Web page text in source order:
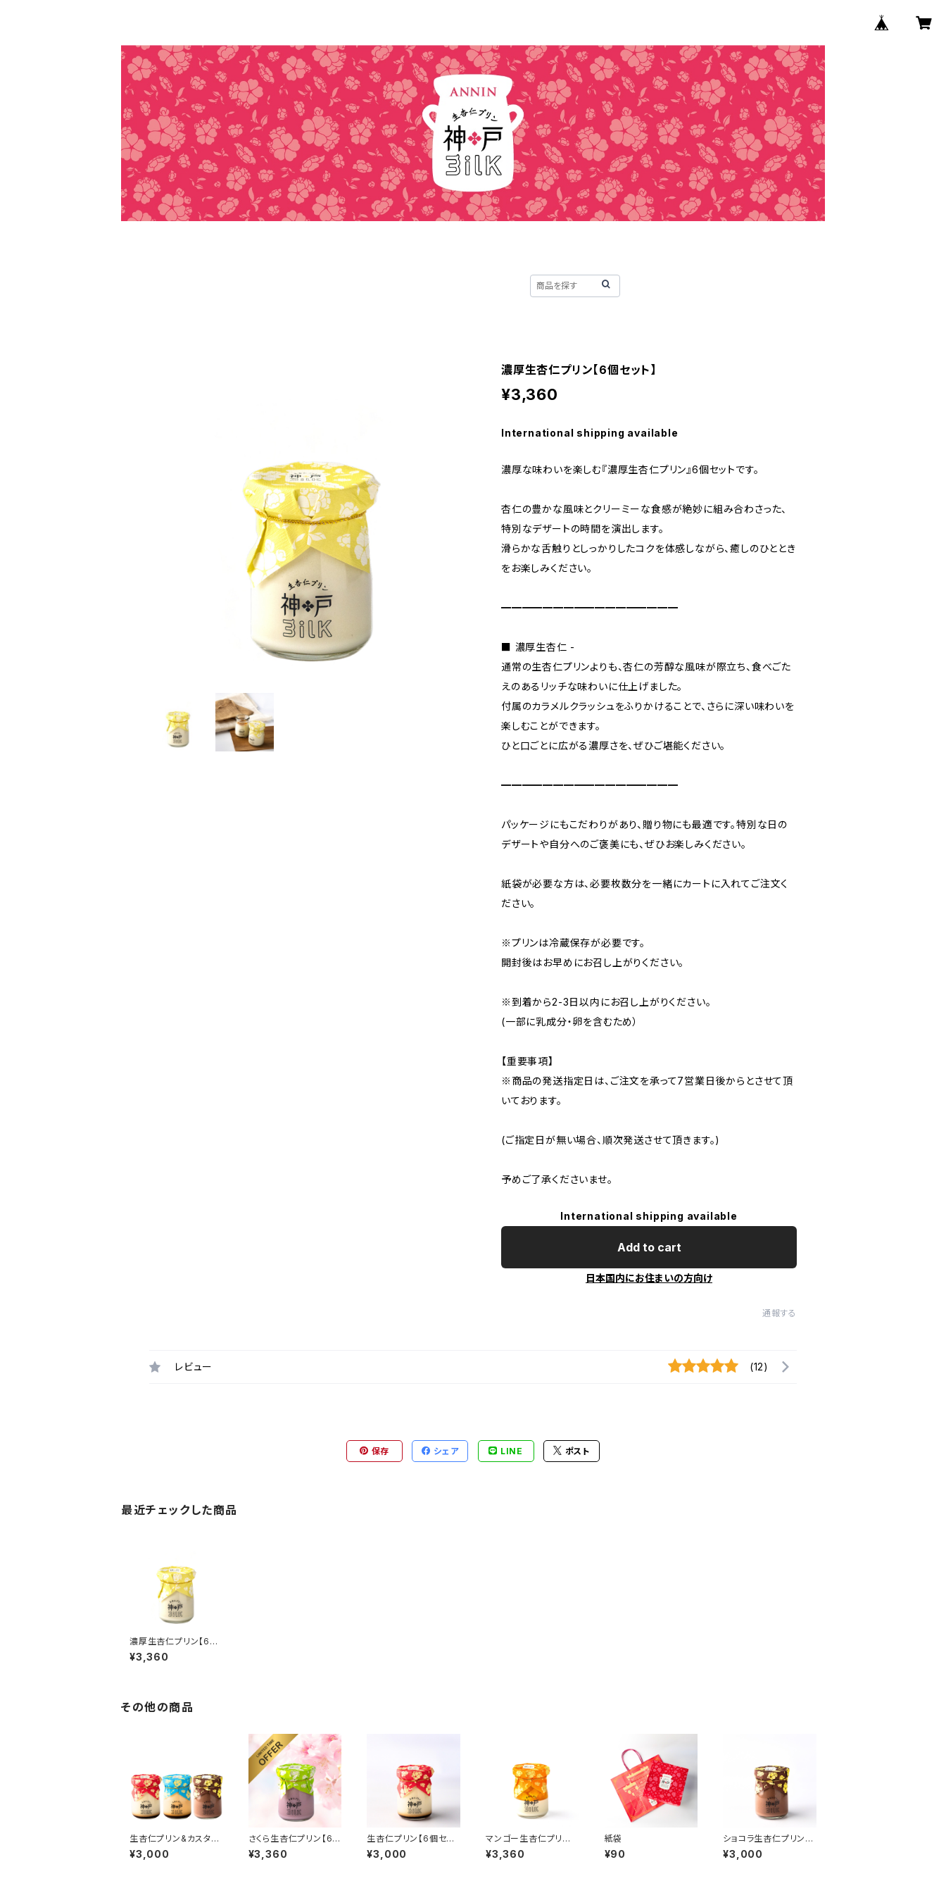
濃厚生杏仁プリン【6個セット】
¥3,360
International shipping available
濃厚な味わいを楽しむ『濃厚生杏仁プリン』6個セットです。
杏仁の豊かな風味とクリーミーな食感が絶妙に組み合わさった、
特別なデザートの時間を演出します。
滑らかな舌触りとしっかりしたコクを体感しながら、癒しのひととき
をお楽しみください。
━━━━━━━━━━━━━━━━━
■ 濃厚生杏仁 -
通常の生杏仁プリンよりも、杏仁の芳醇な風味が際立ち、食べごた
えのあるリッチな味わいに仕上げました。
付属のカラメルクラッシュをふりかけることで、さらに深い味わいを
楽しむことができます。
ひと口ごとに広がる濃厚さを、ぜひご堪能ください。
━━━━━━━━━━━━━━━━━
パッケージにもこだわりがあり、贈り物にも最適です。特別な日の
デザートや自分へのご褒美にも、ぜひお楽しみください。
紙袋が必要な方は、必要枚数分を一緒にカートに入れてご注文く
ださい。
※プリンは冷蔵保存が必要です。
開封後はお早めにお召し上がりください。
※到着から2-3日以内にお召し上がりください。
(一部に乳成分・卵を含むため）
【重要事項】
※商品の発送指定日は、ご注文を承って7営業日後からとさせて頂
いております。
(ご指定日が無い場合、順次発送させて頂きます。)
予めご了承くださいませ。
International shipping available
Add to cart
日本国内にお住まいの方向け
通報する
レビュー (12)
保存 シェア LINE ポスト
最近チェックした商品
濃厚生杏仁プリン【6個
セット】
¥3,360
その他の商品
生杏仁プリン&カスター
ドプリン＆ショコラ生杏
仁プリン【各2個セット】
¥3,000
さくら生杏仁プリン【6個
セット】
¥3,360
生杏仁プリン【6個セッ
ト】
¥3,000
マンゴー生杏仁プリ
ン 【6個セット】
¥3,360
紙袋
¥90
ショコラ生杏仁プリン【6
個セット】
¥3,000